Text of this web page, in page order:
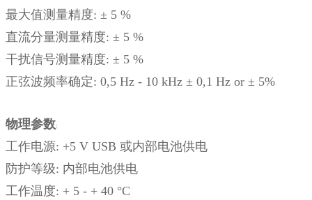
最大值测量精度: ± 5 %
直流分量测量精度: ± 5 %
干扰信号测量精度: ± 5 %
正弦波频率确定: 0,5 Hz - 10 kHz ± 0,1 Hz or ± 5%
物理参数:
工作电源: +5 V USB 或内部电池供电
防护等级: 内部电池供电
工作温度: + 5 - + 40 °C